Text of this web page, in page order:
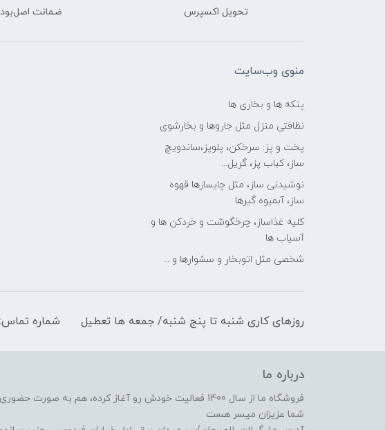
تحویل اکسپرس ضمانت
منوی وب‌سایت
پنکه ها و بخاری ها
نظافتی منزل مثل جاروها و بخارشوی
پخت و پز: سرخکن، پلوپز،ساندویچ
ساز، کباب پز، گریل...
نوشیدنی ساز، مثل چایسازها قهوه
ساز، آبمیوه گیرها
کلیه غذاساز، چرخگوشت و خردکن ها و
آسیاب ها
شخصی مثل اتوبخار و سشوارها و ...
روزهای کاری شنبه تا پنج شنبه/ جمعه ها تعطیل شماره تماس:
درباره ما
فروشگاه ما از سال 1400 فعالیت خودش رو آغاز کرده، هم به
شما عزیزان میسر هست